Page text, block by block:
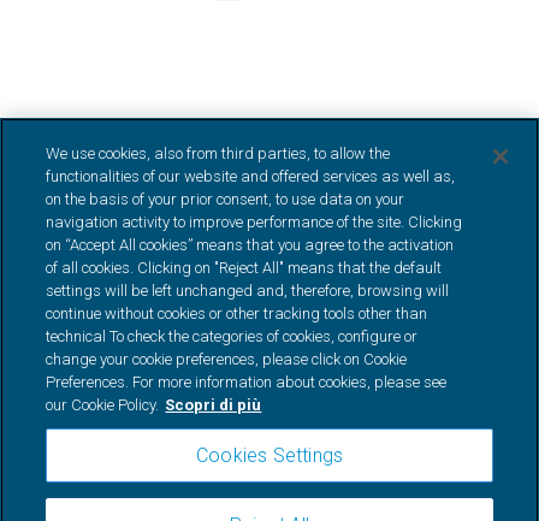
TeamSystem Capital at Work Società di Gestione del Risparmio S.p.A. Società
soggetta all’attività di direzione e coordinamento di TeamSystem S.p.A. Capitale
sociale (i.v.): €100.000,00 Attività prevalente: esercizio del servizio di gestione
collettiva del risparmio ai sensi dell’articolo 34 del decreto legislativo del 24 febbraio
1998, n.58 Autorizzazione Banca d’Italia: 265/2020 del 27/05/2020. Numero di
iscrizione all’albo delle società di gestione del risparmio (di cui all’art. 35, comma
1, sezione FIA, del TUF), sezione fondi di investimento alternativi: 185. Codice
meccanografico Banca d’Italia: 15406.2Codice LEI (Legal Entity Identier):
We use cookies, also from third parties, to allow the
functionalities of our website and offered services as well as,
on the basis of your prior consent, to use data on your
navigation activity to improve performance of the site. Clicking
on “Accept All cookies” means that you agree to the activation
of all cookies. Clicking on "Reject All" means that the default
settings will be left unchanged and, therefore, browsing will
continue without cookies or other tracking tools other than
technical To check the categories of cookies, configure or
change your cookie preferences, please click on Cookie
Preferences. For more information about cookies, please see
our Cookie Policy. Scopri di più
Cookies Settings